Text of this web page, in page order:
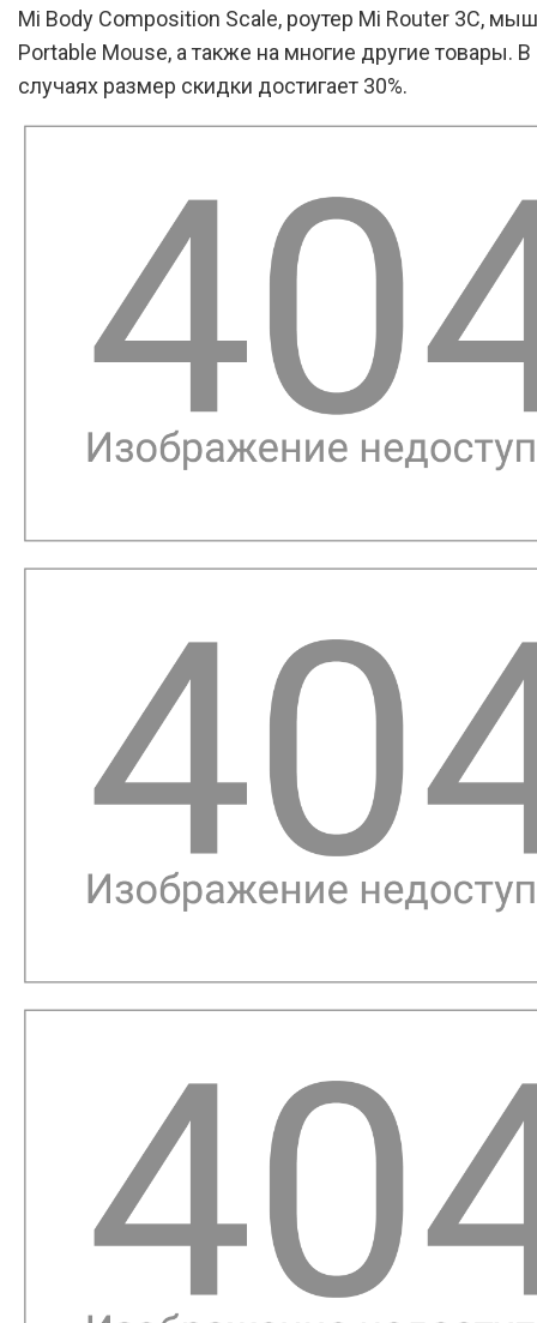
Mi Body Composition Scale, роутер Mi Router 3C,
Portable Mouse, а также на многие другие товары.
случаях размер скидки достигает 30%.